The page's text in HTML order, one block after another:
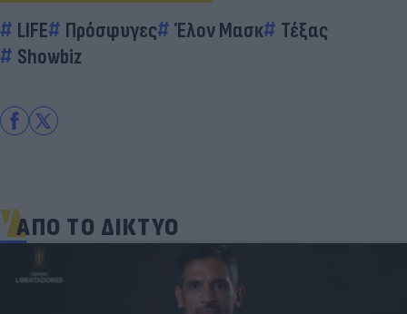
LIFE Πρόσφυγες Έλον Μασκ
Τέξας
Showbiz
ΑΠΟ ΤΟ ΔΙΚΤΥΟ